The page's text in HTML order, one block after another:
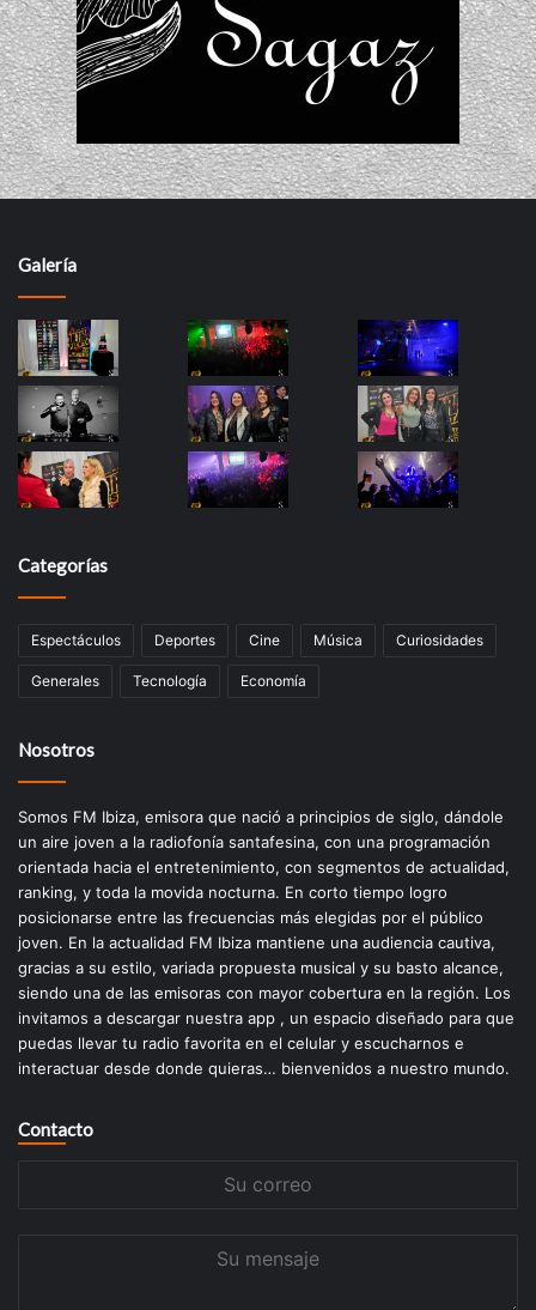
Galería
Categorías
Espectáculos Deportes Cine Música Curiosidades
Generales Tecnología Economía
Nosotros
Somos FM Ibiza, emisora que nació a principios de siglo, dándole
un aire joven a la radiofonía santafesina, con una programación
orientada hacia el entretenimiento, con segmentos de actualidad,
ranking, y toda la movida nocturna. En corto tiempo logro
posicionarse entre las frecuencias más elegidas por el público
joven. En la actualidad FM Ibiza mantiene una audiencia cautiva,
gracias a su estilo, variada propuesta musical y su basto alcance,
siendo una de las emisoras con mayor cobertura en la región. Los
invitamos a descargar nuestra app , un espacio diseñado para que
puedas llevar tu radio favorita en el celular y escucharnos e
interactuar desde donde quieras… bienvenidos a nuestro mundo.
Contacto